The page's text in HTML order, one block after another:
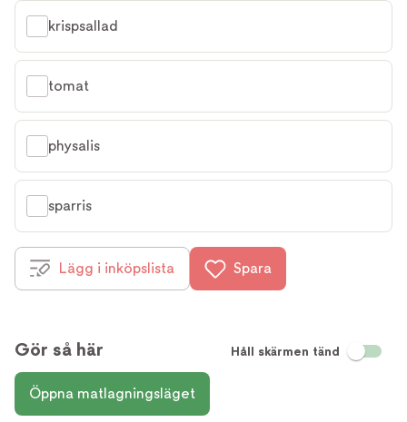
krispsallad
tomat
physalis
sparris
Lägg i inköpslista Spara
Gör så här Håll skärmen tänd
Öppna matlagningsläget